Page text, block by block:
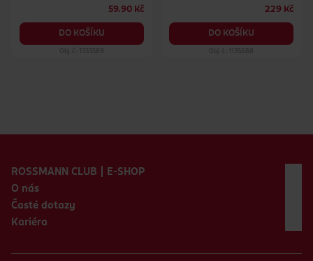
59.90 Kč
DO KOŠÍKU
Obj. č.: 1333589
229 Kč
DO KOŠÍKU
Obj. č.: 1135688
ROSSMANN CLUB | E-SHOP
O nás
Časté dotazy
Kariéra